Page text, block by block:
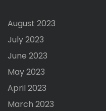
August 2023
July 2023
June 2023
May 2023
April 2023
March 2023